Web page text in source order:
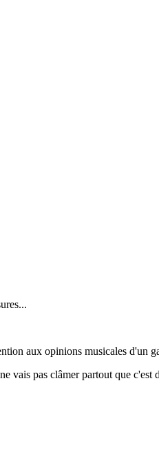
aux opinions musicales d'un
vais pas clâmer partout que